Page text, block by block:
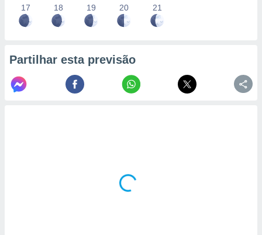
estudos
17 18 19 20 21
Partilhar esta previsão